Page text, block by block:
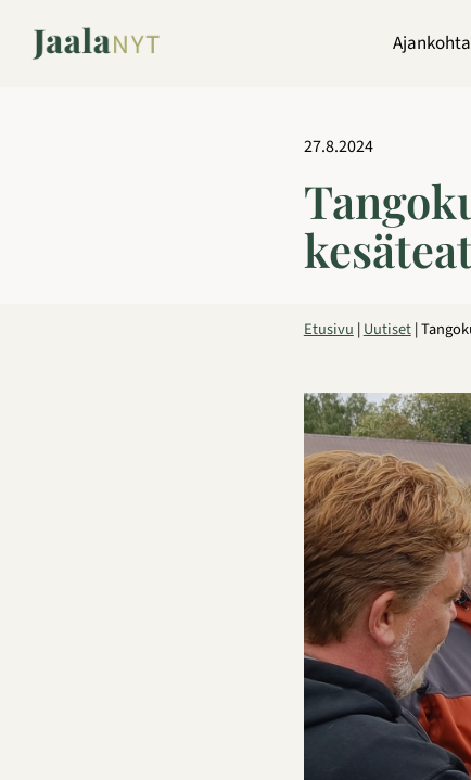
sisältöön
27.8.2024
Etusivu|Uutiset|